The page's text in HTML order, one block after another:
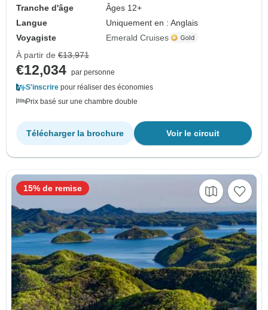
Tranche d'âge
Âges 12+
Langue
Uniquement en : Anglais
Voyagiste
Emerald Cruises
À partir de €13,971
€12,034 par personne
S'inscrire pour réaliser des économies
Prix basé sur une chambre double
Voir le circuit
Télécharger la brochure
15% de remise